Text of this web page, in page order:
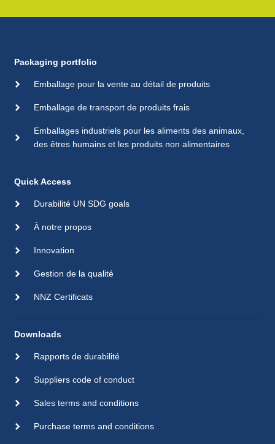
Packaging portfolio
Emballage pour la vente au détail de produits
Emballage de transport de produits frais
Emballages industriels pour les aliments des animaux,
des êtres humains et les produits non alimentaires
Quick Access
Durabilité UN SDG goals
À notre propos
Innovation
Gestion de la qualité
NNZ Certificats
Downloads
Rapports de durabilité
Suppliers code of conduct
Sales terms and conditions
Purchase terms and conditions